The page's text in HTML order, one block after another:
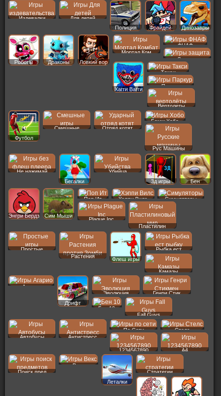
Издевалки
Для детей
Полиция
Фрайдей Динозавры
Роботы Драконы Ловкий вор
Мортал Ком
ФНАФ
Защита
Хагги Вагги
Такси
Паркур
Вертолеты
Футбол
Смешные Отряд котят
Бомж Хобо
Рус Машины
Не нажимай
Бегалки
Убийца
3д игры
Бен
Энгри Бердз Сим Мыши
Поп Ит Хэппи Вилс Симуляторы
Plague Inc
Пластилин
Простые
Растения
Флеш игры
Рыбка ест
Камазы
Агарио
Дрифт
Эволюция Генри Стик
Бен 10
Fall Guys
Автобусы Антистресс
По Сети Стелс
1234567890 A4
Поиск пред
Векс
Леталки
Стратегии